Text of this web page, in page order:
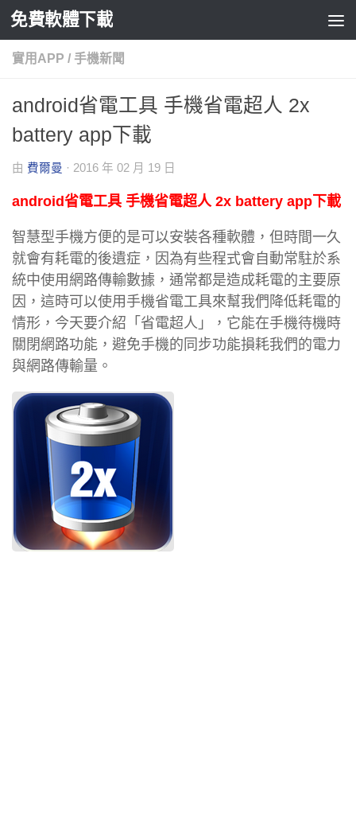
Skip to content
免費軟體下載
實用APP / 手機新聞
android省電工具 手機省電超人 2x
battery app下載
由 費爾曼 · 2016 年 02 月 19 日
android省電工具 手機省電超人 2x battery app下載
智慧型手機方便的是可以安裝各種軟體，但時間一久
就會有耗電的後遺症，因為有些程式會自動常駐於系
統中使用網路傳輸數據，通常都是造成耗電的主要原
因，這時可以使用手機省電工具來幫我們降低耗電的
情形，今天要介紹「省電超人」，它能在手機待機時
關閉網路功能，避免手機的同步功能損耗我們的電力
與網路傳輸量。